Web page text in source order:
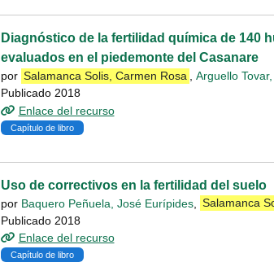
Diagnóstico de la fertilidad química de 140
evaluados en el piedemonte del Casanare
por Salamanca Solis, Carmen Rosa , Arguello
Publicado 2018
Enlace del recurso
Capítulo de libro
Uso de correctivos en la fertilidad del suelo
por Baquero Peñuela, José Eurípides
Salamanca
Publicado 2018
Enlace del recurso
Capítulo de libro